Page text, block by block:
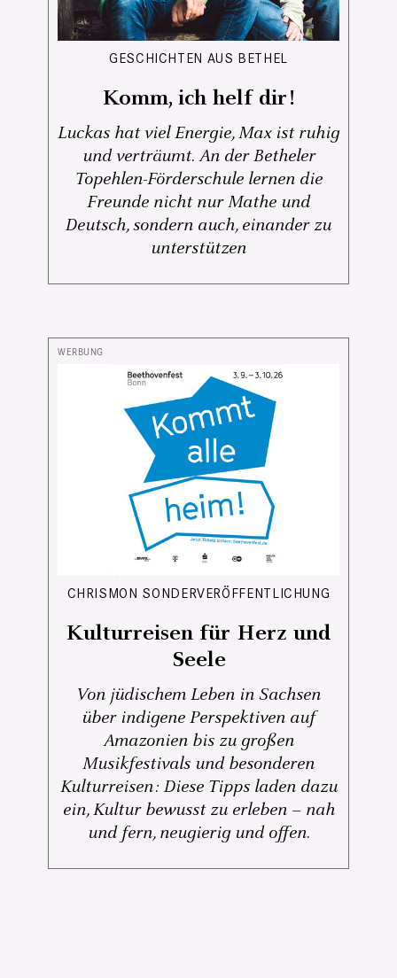
GESCHICHTEN AUS BETHEL
Komm, ich helf dir!
Luckas hat viel Energie, Max ist ruhig
und verträumt. An der Betheler
Topehlen-Förderschule lernen die
Freunde nicht nur Mathe und
Deutsch, sondern auch, einander zu
unterstützen
CHRISMON SONDERVERÖFFENTLICHUNG
Kulturreisen für Herz und
Seele
Von jüdischem Leben in Sachsen
über indigene Perspektiven auf
Amazonien bis zu großen
Musikfestivals und besonderen
Kulturreisen: Diese Tipps laden dazu
ein, Kultur bewusst zu erleben – nah
und fern, neugierig und offen.